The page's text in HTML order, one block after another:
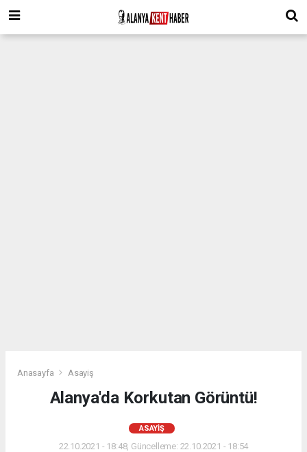
Anasayfa Asayiş
Alanya'da Korkutan Görüntü!
ASAYIŞ
22.10.2021 - 18:48, Güncelleme: 22.10.2021 - 18:54